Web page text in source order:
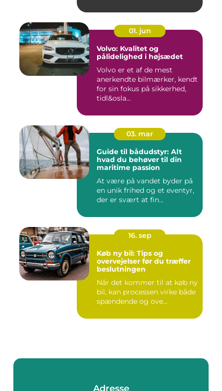
01. jun
Volvo: Kvalitet og
pålidelighed i højsædet
Volvo er et af de mest
anerkendte bilmærker, kendt
for sin fokus på sikkerhed,
tidl&osla...
03. mar
Guide til bådudstyr: Alt
hvad du behøver til din
maritime passion
At være på vandet byder på
en unik frihed og et eventyr,
der er svært at fin...
16. sep
Køb ny bil: Tips og
overvejelser før du træffer
beslutningen
Når det kommer til at køb ny
bil, kan processen virke både
spændende og ove...
Adresse